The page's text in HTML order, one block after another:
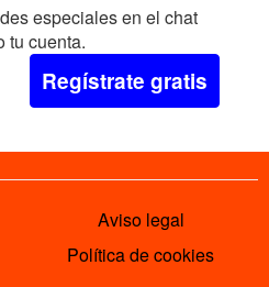
especiales en el chat
tu cuenta.
Regístrate gratis
Aviso legal
Política de cookies